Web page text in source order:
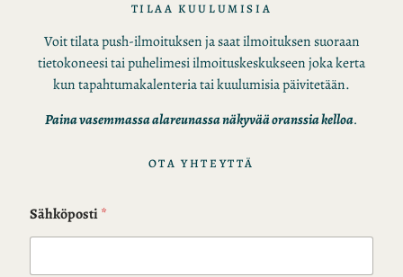
TILAA KUULUMISIA
Voit tilata push-ilmoituksen ja saat ilmoituksen suoraan
tietokoneesi tai puhelimesi ilmoituskeskukseen joka kerta
kun tapahtumakalenteria tai kuulumisia päivitetään.
Paina vasemmassa alareunassa näkyvää oranssia kelloa.
OTA YHTEYTTÄ
Sähköposti*